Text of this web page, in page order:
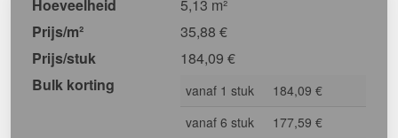
Hoeveelheid
5,13 m²
Prijs/m²
35,88 €
Prijs/stuk
184,09 €
Bulk korting
vanaf 1 stuk
184,09 €
vanaf 6 stuk
177,59 €